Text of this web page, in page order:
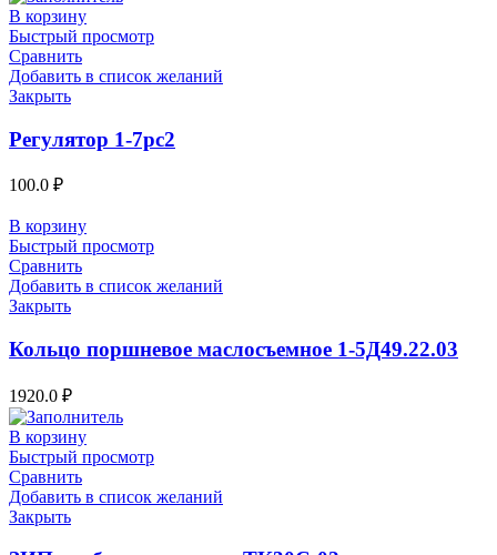
В корзину
Быстрый просмотр
Сравнить
Добавить в список желаний
Закрыть
Регулятор 1-7рс2
100.0 ₽
В корзину
Быстрый просмотр
Сравнить
Добавить в список желаний
Закрыть
Кольцо поршневое маслосъемное 1-5Д49.22.03
1920.0 ₽
В корзину
Быстрый просмотр
Сравнить
Добавить в список желаний
Закрыть